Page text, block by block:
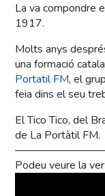
La va compondre
1917.
Molts anys
una formació
Portatil FM, el
feia dins el seu
El Tico Tico, del
de La Portàtil FM.
Podeu veure la